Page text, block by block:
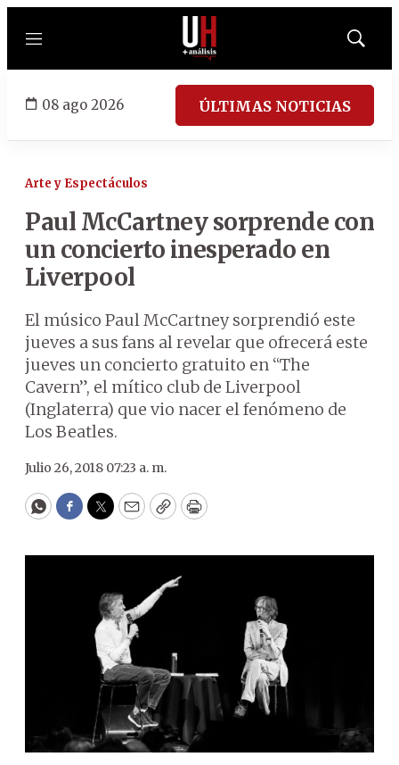
Menú
Mostrar
08 ago 2026 ÚLTIMAS NOTICIAS
Arte y Espectáculos
Paul McCartney sorprende con
un concierto inesperado en
Liverpool
El músico Paul McCartney sorprendió este
jueves a sus fans al revelar que ofrecerá este
jueves un concierto gratuito en “The
Cavern”, el mítico club de Liverpool
(Inglaterra) que vio nacer el fenómeno de
Los Beatles.
Julio 26, 2018 07:23 a. m.
WhatsApp
Facebook
Twitter
EmailCopyPrint